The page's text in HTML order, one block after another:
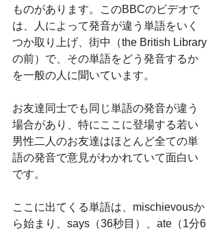
ものがあります。​このBBCのビデオで
は、人によって発音が違う単語をいく
つか取り上げ、街中（the British Library
の前）で、その単語をどう発音するか
を一般の人に聞いています。
お友達同士でも同じ単語の発音が違う
場合があり、特にここに登場する若い
男性二人のお友達はほとんど全ての単
語の発音で意見がわかれていて面白い
です。
ここに出てくる単語は、mischievousか
ら始まり、says（36秒目）、ate（1分6